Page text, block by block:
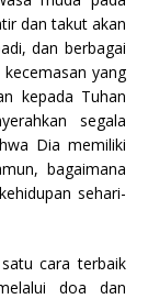
dan takut akan
dan berbagai
yang
kepada Tuhan
segala
Dia memiliki
bagaimana
sehari-
cara terbaik
doa dan